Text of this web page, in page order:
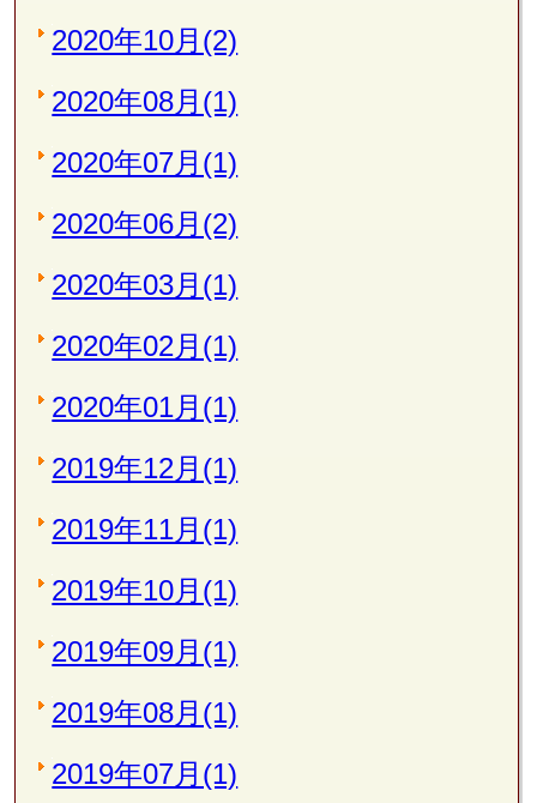
2020年10月(2)
2020年08月(1)
2020年07月(1)
2020年06月(2)
2020年03月(1)
2020年02月(1)
2020年01月(1)
2019年12月(1)
2019年11月(1)
2019年10月(1)
2019年09月(1)
2019年08月(1)
2019年07月(1)